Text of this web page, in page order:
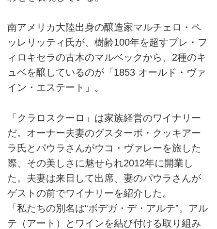
南アメリカ大陸出身の醸造家マルチェロ・ペ
ッレリッティ氏が、樹齢100年を超すプレ・フ
ィロキセラの古木のマルベックから、2種のキ
ュベを醸しているのが「1853 オールド・ヴァ
イン・エステート」。
「クラロスクーロ」は家族経営のワイナリー
だ。オーナー夫妻のグスターボ・クッキアー
ラ氏とパウラさんがウコ・ヴァレーを旅した
際、その美しさに魅せられ2012年に開業し
た。夫妻は来日して出席、妻のパウラさんが
ゲストの前でワイナリーを紹介した。
「私たちの別名は“ボデガ・デ・アルテ”。アル
テ（アート）とワインを結び付ける取り組み